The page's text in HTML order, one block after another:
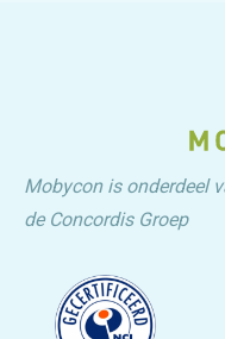
Mobycon is onderdeel
de Concordis Groep